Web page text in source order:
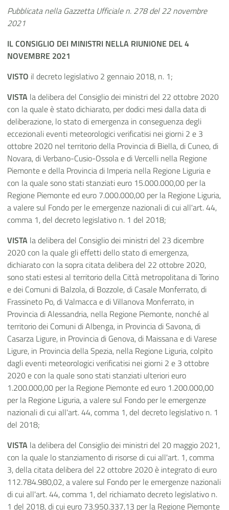
Pubblicata nella Gazzetta Ufficiale n. 278 del 22 novembre
2021
IL CONSIGLIO DEI MINISTRI NELLA RIUNIONE DEL 4
NOVEMBRE 2021
VISTO il decreto legislativo 2 gennaio 2018, n. 1;
VISTA la delibera del Consiglio dei ministri del 22 ottobre 2020
con la quale è stato dichiarato, per dodici mesi dalla data di
deliberazione, lo stato di emergenza in conseguenza degli
eccezionali eventi meteorologici verificatisi nei giorni 2 e 3
ottobre 2020 nel territorio della Provincia di Biella, di Cuneo, di
Novara, di Verbano-Cusio-Ossola e di Vercelli nella Regione
Piemonte e della Provincia di Imperia nella Regione Liguria e
con la quale sono stati stanziati euro 15.000.000,00 per la
Regione Piemonte ed euro 7.000.000,00 per la Regione Liguria,
a valere sul Fondo per le emergenze nazionali di cui all'art. 44,
comma 1, del decreto legislativo n. 1 del 2018;
VISTA la delibera del Consiglio dei ministri del 23 dicembre
2020 con la quale gli effetti dello stato di emergenza,
dichiarato con la sopra citata delibera del 22 ottobre 2020,
sono stati estesi al territorio della Città metropolitana di Torino
e dei Comuni di Balzola, di Bozzole, di Casale Monferrato, di
Frassineto Po, di Valmacca e di Villanova Monferrato, in
Provincia di Alessandria, nella Regione Piemonte, nonché al
territorio dei Comuni di Albenga, in Provincia di Savona, di
Casarza Ligure, in Provincia di Genova, di Maissana e di Varese
Ligure, in Provincia della Spezia, nella Regione Liguria, colpito
dagli eventi meteorologici verificatisi nei giorni 2 e 3 ottobre
2020 e con la quale sono stati stanziati ulteriori euro
1.200.000,00 per la Regione Piemonte ed euro 1.200.000,00
per la Regione Liguria, a valere sul Fondo per le emergenze
nazionali di cui all'art. 44, comma 1, del decreto legislativo n. 1
del 2018;
VISTA la delibera del Consiglio dei ministri del 20 maggio 2021,
con la quale lo stanziamento di risorse di cui all'art. 1, comma
3, della citata delibera del 22 ottobre 2020 è integrato di euro
112.784.980,02, a valere sul Fondo per le emergenze nazionali
di cui all'art. 44, comma 1, del richiamato decreto legislativo n.
1 del 2018, di cui euro 73.950.337,13 per la Regione Piemonte